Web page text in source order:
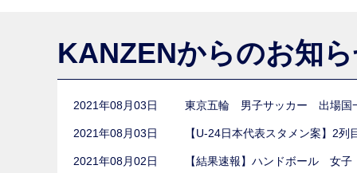
KANZENからのお知
2021年08月03日 東京五輪 男子サッカー 出場国
2021年08月03日 【U-24日本代表スタメン案】2
2021年08月02日 【結果速報】ハンドボール 女